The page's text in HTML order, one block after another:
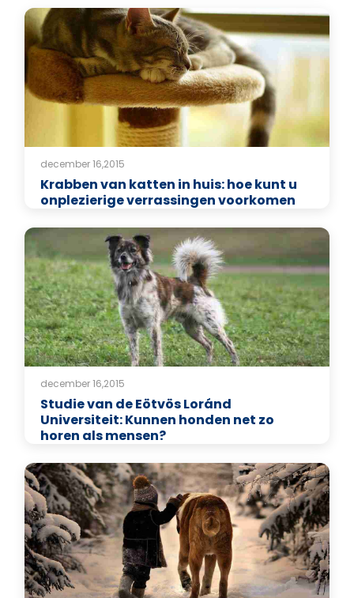
december 16,2015
Krabben van katten in huis: hoe kunt u
onplezierige verrassingen voorkomen
december 16,2015
Studie van de Eötvös Loránd
Universiteit: Kunnen honden net zo
horen als mensen?